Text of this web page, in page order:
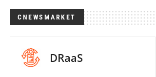
CNEWSMARKET
DRaaS